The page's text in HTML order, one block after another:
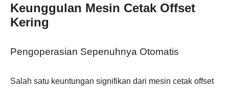
Keunggulan Mesin Cetak Offset
Kering
Pengoperasian Sepenuhnya Otomatis
Salah satu keuntungan signifikan dari mesin cetak offset